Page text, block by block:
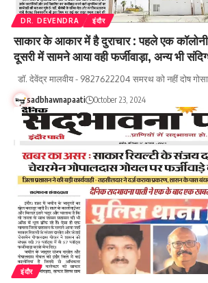
DR. DEVENDRA इंदौर
साकार के आकार में है दुराचार : पहले एक
दूसरी में सामने आया वही फर्जीवाड़ा, अन्य भी
डॉ. देवेंद्र मालवीय - 9827622204 समरथ को नहीं दोष
sadbhawnapaati October 23, 2024
इंदौर